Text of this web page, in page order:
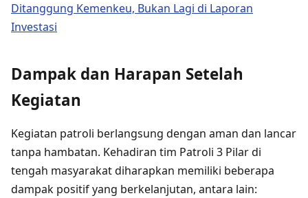
Ditanggung Kemenkeu, Bukan Lagi di Laporan
Investasi
Dampak dan Harapan Setelah
Kegiatan
Kegiatan patroli berlangsung dengan aman dan lancar
tanpa hambatan. Kehadiran tim Patroli 3 Pilar di
tengah masyarakat diharapkan memiliki beberapa
dampak positif yang berkelanjutan, antara lain: